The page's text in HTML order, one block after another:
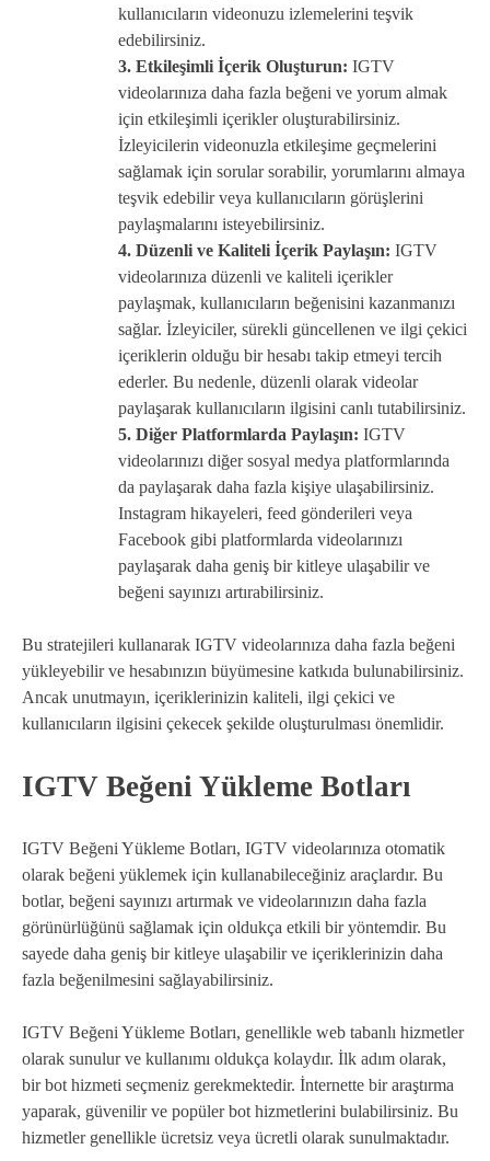
kullanıcıların videonuzu izlemelerini teşvik
edebilirsiniz.
3. Etkileşimli İçerik Oluşturun: IGTV
videolarınıza daha fazla beğeni ve yorum almak
için etkileşimli içerikler oluşturabilirsiniz.
İzleyicilerin videonuzla etkileşime geçmelerini
sağlamak için sorular sorabilir, yorumlarını almaya
teşvik edebilir veya kullanıcıların görüşlerini
paylaşmalarını isteyebilirsiniz.
4. Düzenli ve Kaliteli İçerik Paylaşın: IGTV
videolarınıza düzenli ve kaliteli içerikler
paylaşmak, kullanıcıların beğenisini kazanmanızı
sağlar. İzleyiciler, sürekli güncellenen ve ilgi çekici
içeriklerin olduğu bir hesabı takip etmeyi tercih
ederler. Bu nedenle, düzenli olarak videolar
paylaşarak kullanıcıların ilgisini canlı tutabilirsiniz.
5. Diğer Platformlarda Paylaşın: IGTV
videolarınızı diğer sosyal medya platformlarında
da paylaşarak daha fazla kişiye ulaşabilirsiniz.
Instagram hikayeleri, feed gönderileri veya
Facebook gibi platformlarda videolarınızı
paylaşarak daha geniş bir kitleye ulaşabilir ve
beğeni sayınızı artırabilirsiniz.
Bu stratejileri kullanarak IGTV videolarınıza daha fazla beğeni
yükleyebilir ve hesabınızın büyümesine katkıda bulunabilirsiniz.
Ancak unutmayın, içeriklerinizin kaliteli, ilgi çekici ve
kullanıcıların ilgisini çekecek şekilde oluşturulması önemlidir.
IGTV Beğeni Yükleme Botları
IGTV Beğeni Yükleme Botları, IGTV videolarınıza otomatik
olarak beğeni yüklemek için kullanabileceğiniz araçlardır. Bu
botlar, beğeni sayınızı artırmak ve videolarınızın daha fazla
görünürlüğünü sağlamak için oldukça etkili bir yöntemdir. Bu
sayede daha geniş bir kitleye ulaşabilir ve içeriklerinizin daha
fazla beğenilmesini sağlayabilirsiniz.
IGTV Beğeni Yükleme Botları, genellikle web tabanlı hizmetler
olarak sunulur ve kullanımı oldukça kolaydır. İlk adım olarak,
bir bot hizmeti seçmeniz gerekmektedir. İnternette bir araştırma
yaparak, güvenilir ve popüler bot hizmetlerini bulabilirsiniz. Bu
hizmetler genellikle ücretsiz veya ücretli olarak sunulmaktadır.